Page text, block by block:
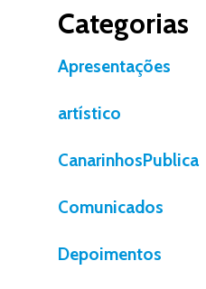
Categorias
Apresentações
artístico
CanarinhosPublica
Comunicados
Depoimentos